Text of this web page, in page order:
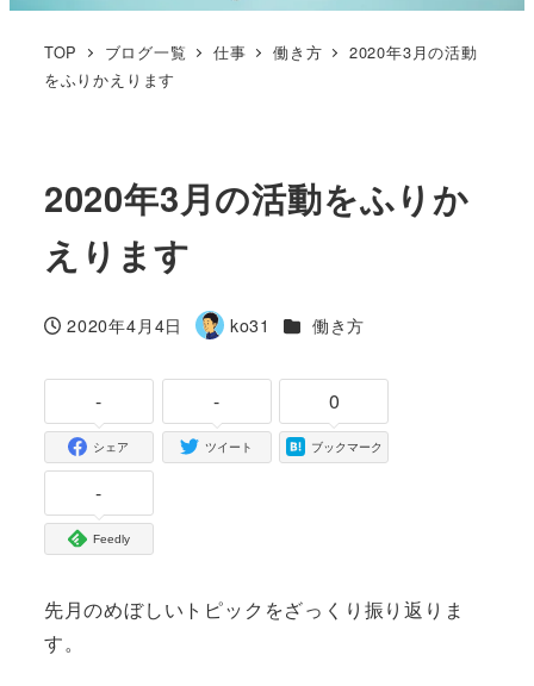
TOP ブログ一覧 仕事 働き方
2020年3月の活動
をふりかえります
2020年3月の活動をふりか
えります
投稿日
2020年4月4日
著
ko31 カテゴリー
働き方
-
シェア
-
ツイート
0
ブックマーク
-
Feedly
先月のめぼしいトピックをざっくり振り返りま
す。